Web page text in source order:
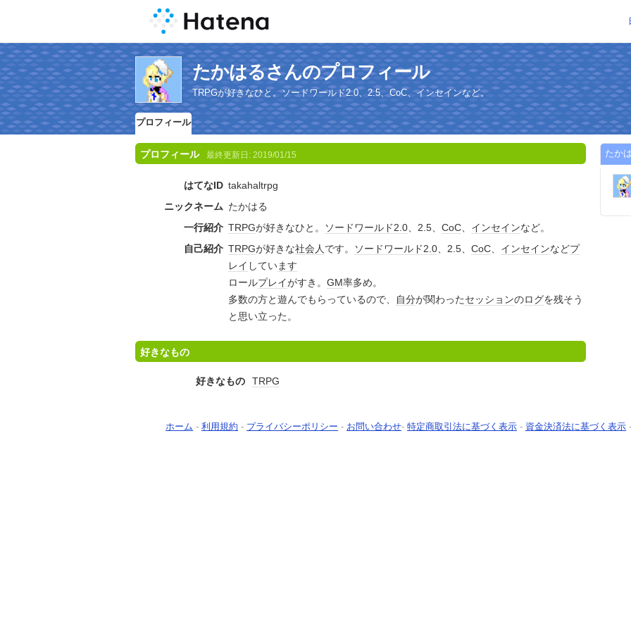
たかはるさんのプロフィール
TRPGが好きなひと。ソードワールド2.0、2.5、CoC、インセインなど。
プロフィール
プロフィール 最終更新日: 2019/01/15
はてなID takahaltrpg
ニックネーム たかはる
一行紹介 TRPGが好きなひと。 ソードワールド2.0、2.5、 CoC、 インセインなど。
自己紹介 TRPGが好きな社会人です。 ソードワールド2.0、2.5、 CoC、 インセインなどプ
レイ しています
ロールプレイがすき。 GM率多め。
多数の方と遊んでもらっているので、
自分が関わったセッションのログを残そう
と思い立った。
好きなもの
好きなもの TRPG
たか
ホーム - 利用規約 - プライバシーポリシー - お問い合わせ- 特定商取引法に基づく表示 - 資金決済法に基づく表示 -